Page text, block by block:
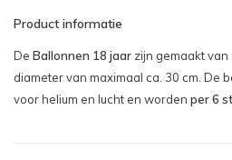
Product informatie
De Ballonnen 18 jaar zijn gemaakt
diameter van maximaal ca. 30 cm. De
voor helium en lucht en worden per 6